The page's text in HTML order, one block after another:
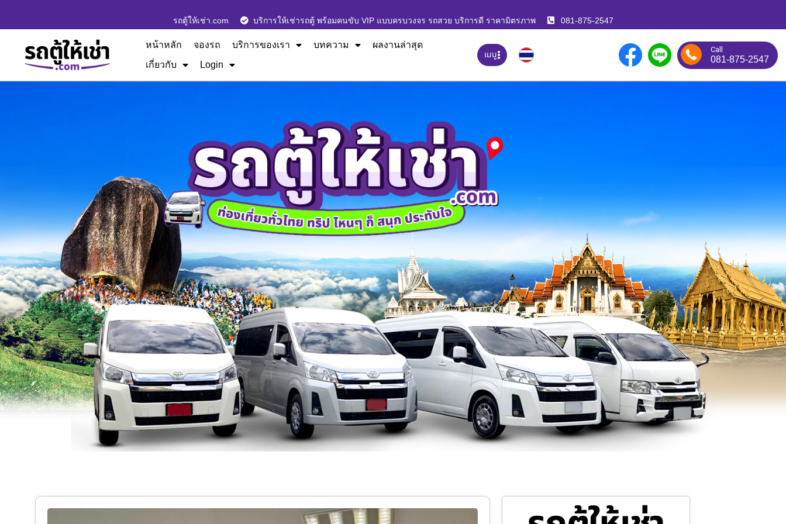
รถตู้ให้เช่า.com บริการให้เช่ารถตู้ พร้อมคนขับ VIP แบบครบวงจร รถสวย บริการดี ราคามิตรภาพ 081-875-2547
หน้าหลัก จองรถ บริการของเรา บทความ
ผลงานล่าสุด
เกี่ยวกับ
Login
เมนู Call
081-875-2547